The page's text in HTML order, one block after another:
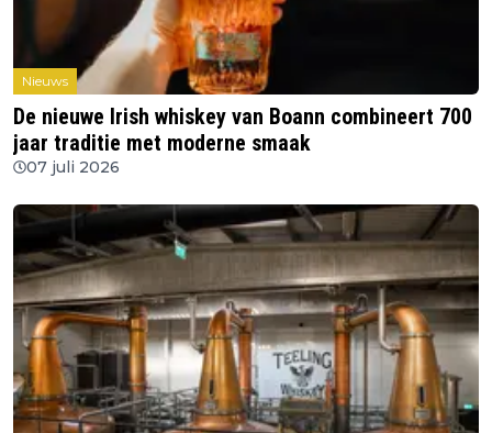
Nieuws
De nieuwe Irish whiskey van Boann combineert 700
jaar traditie met moderne smaak
07 juli 2026